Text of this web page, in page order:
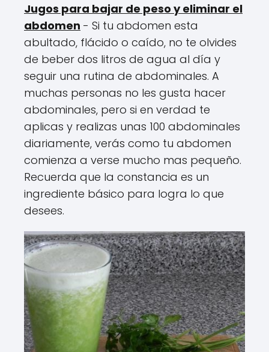
Jugos para bajar de peso y eliminar el
abdomen - Si tu abdomen esta
abultado, flácido o caído, no te olvides
de beber dos litros de agua al día y
seguir una rutina de abdominales. A
muchas personas no les gusta hacer
abdominales, pero si en verdad te
aplicas y realizas unas 100 abdominales
diariamente, verás como tu abdomen
comienza a verse mucho mas pequeño.
Recuerda que la constancia es un
ingrediente básico para logra lo que
desees.